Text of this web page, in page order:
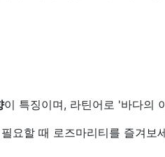
이 특징이며, 라틴어로 '바다의
요할 때 로즈마리티를 즐겨보